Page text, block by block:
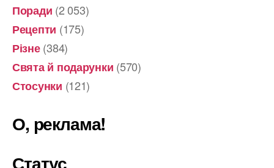
Поради (2 053)
Рецепти (175)
Різне(384)
Свята й подарунки (570)
Стосунки (121)
О, реклама!
Статус